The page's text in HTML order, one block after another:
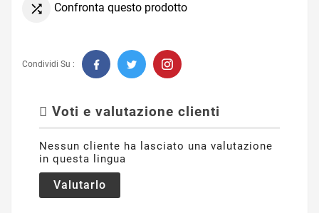
 Confronta questo prodotto
Condividi Su :
Voti e valutazione clienti
Nessun cliente ha lasciato una valutazione
in questa lingua
Valutarlo